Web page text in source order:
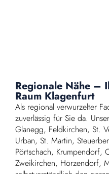
Regionale Nähe –
Raum Klagenfurt
Als regional verwurzelter
zuverlässig für Sie da.
Glanegg, Feldkirchen, St.
Urban, St. Martin,
Pörtschach, Krumpendorf,
Zweikirchen, Hörzendorf,